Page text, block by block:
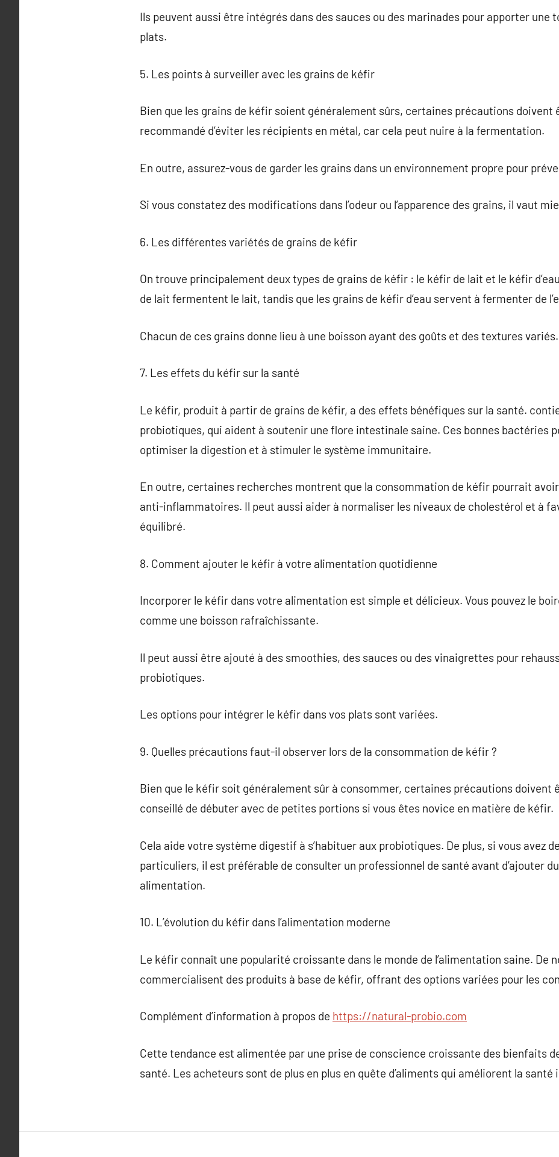
Ils peuvent aussi être intégrés dans des sauces ou des marinades pour apporter une
plats.
5. Les points à surveiller avec les grains de kéfir
Bien que les grains de kéfir soient généralement sûrs, certaines précautions doivent
recommandé d’éviter les récipients en métal, car cela peut nuire à la fermentation.
En outre, assurez-vous de garder les grains dans un environnement propre pour
Si vous constatez des modifications dans l’odeur ou l’apparence des grains, il vaut
6. Les différentes variétés de grains de kéfir
On trouve principalement deux types de grains de kéfir : le kéfir de lait et le kéfir
de lait fermentent le lait, tandis que les grains de kéfir d’eau servent à fermenter de
Chacun de ces grains donne lieu à une boisson ayant des goûts et des textures variés.
7. Les effets du kéfir sur la santé
Le kéfir, produit à partir de grains de kéfir, a des effets bénéfiques sur la santé.
probiotiques, qui aident à soutenir une flore intestinale saine. Ces bonnes bactéries
optimiser la digestion et à stimuler le système immunitaire.
En outre, certaines recherches montrent que la consommation de kéfir pourrait
anti-inflammatoires. Il peut aussi aider à normaliser les niveaux de cholestérol et à
équilibré.
8. Comment ajouter le kéfir à votre alimentation quotidienne
Incorporer le kéfir dans votre alimentation est simple et délicieux. Vous pouvez le
comme une boisson rafraîchissante.
Il peut aussi être ajouté à des smoothies, des sauces ou des vinaigrettes pour
probiotiques.
Les options pour intégrer le kéfir dans vos plats sont variées.
9. Quelles précautions faut-il observer lors de la consommation de kéfir ?
Bien que le kéfir soit généralement sûr à consommer, certaines précautions doivent
conseillé de débuter avec de petites portions si vous êtes novice en matière de kéfir.
Cela aide votre système digestif à s’habituer aux probiotiques. De plus, si vous avez
particuliers, il est préférable de consulter un professionnel de santé avant d’ajouter
alimentation.
10. L’évolution du kéfir dans l’alimentation moderne
Le kéfir connaît une popularité croissante dans le monde de l’alimentation saine. De
commercialisent des produits à base de kéfir, offrant des options variées pour les
Complément d’information à propos de https://natural-probio.com
Cette tendance est alimentée par une prise de conscience croissante des bienfaits
santé. Les acheteurs sont de plus en plus en quête d’aliments qui améliorent la